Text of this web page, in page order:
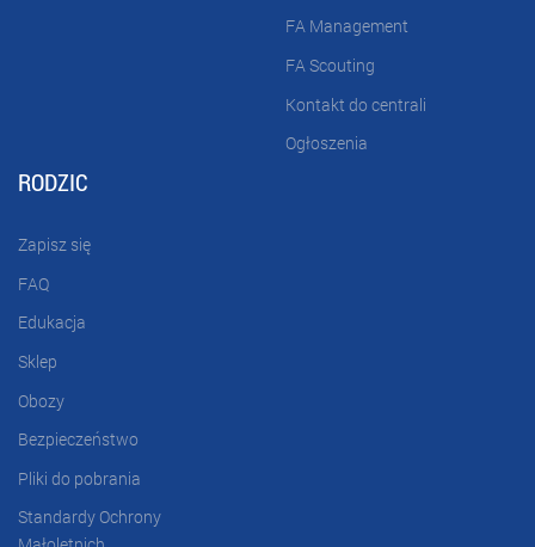
FA Management
FA Scouting
Kontakt do centrali
Ogłoszenia
RODZIC
Zapisz się
FAQ
Edukacja
Sklep
Obozy
Bezpieczeństwo
Pliki do pobrania
Standardy Ochrony